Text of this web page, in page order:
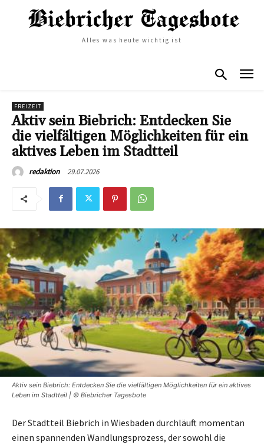
Alles was heute wichtig ist
FREIZEIT
Aktiv sein Biebrich: Entdecken Sie
die vielfältigen Möglichkeiten für ein
aktives Leben im Stadtteil
redaktion 29.07.2026
Aktiv sein Biebrich: Entdecken Sie die vielfältigen Möglichkeiten für ein aktives
Leben im Stadtteil | © Biebricher Tagesbote
Der Stadtteil Biebrich in Wiesbaden durchläuft momentan
einen spannenden Wandlungsprozess, der sowohl die